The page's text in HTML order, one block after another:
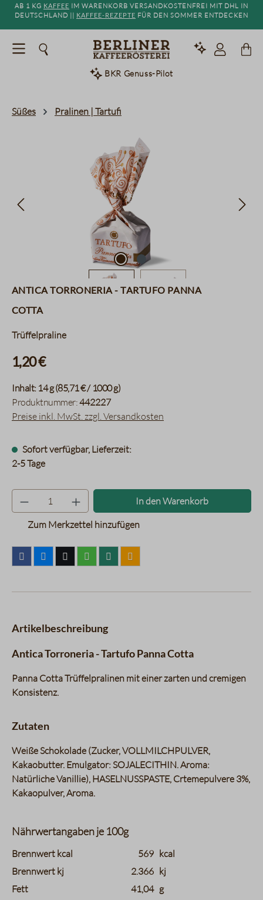
springen
Ab 1 kg Kaffee im Warenkorb versandkostenfrei mit DHL in
Deutschland || Kaffee-Rezepte für den Sommer entdecken
BKR Genuss-Pilot
Süßes Pralinen | Tartufi
Antica Torroneria - Tartufo Panna
Cotta
Trüffelpraline
1,20 €
Inhalt: 14 g(85,71 € / 1000 g)
Produktnummer:442227
Preise inkl. MwSt. zzgl. Versandkosten
Sofort verfügbar, Lieferzeit:
2-5 Tage
Produkt Anzahl: Gib den
In den Warenkorb
Zum Merkzettel hinzufügen
Artikelbeschreibung
Antica Torroneria - Tartufo Panna Cotta
Panna Cotta Trüffelpralinen mit einer zarten und cremigen
Konsistenz.
Zutaten
Weiße Schokolade (Zucker, VOLLMILCHPULVER,
Kakaobutter. Emulgator: SOJALECITHIN. Aroma:
Natürliche Vanillie), HASELNUSSPASTE, Crtemepulvere 3%,
Kakaopulver, Aroma.
Nährwertangaben je 100g
charts.nutritions.header_name charts.nutritions.header_value
Brennwert kcal 569 kcal
Brennwert kj
2.366 kj
Fett
41,04 g